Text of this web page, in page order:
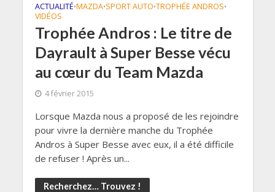
ACTUALITÉ•MAZDA•SPORT AUTO•TROPHÉE ANDROS•
VIDÉOS
Trophée Andros : Le titre de
Dayrault à Super Besse vécu
au cœur du Team Mazda
4 février 2015
Lorsque Mazda nous a proposé de les rejoindre
pour vivre la dernière manche du Trophée
Andros à Super Besse avec eux, il a été difficile
de refuser ! Après un...
Recherchez… Trouvez !